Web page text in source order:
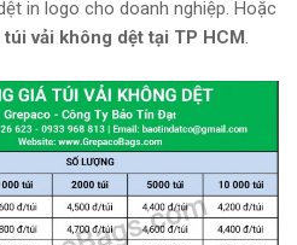
in logo cho doanh nghiệp. Hoặc
vải không dệt tại TP HCM